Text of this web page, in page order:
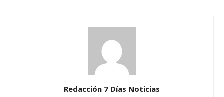
Redacción 7 Días Noticias